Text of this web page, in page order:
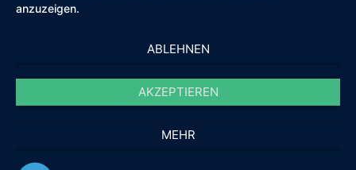
anzuzeigen.
ABLEHNEN
AKZEPTIEREN
MEHR